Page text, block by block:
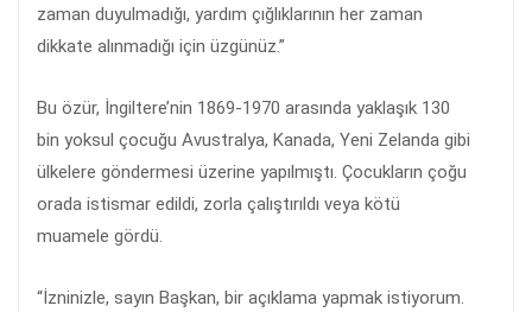
zaman duyulmadığı, yardım çığlıklarının her zaman
dikkate alınmadığı için üzgünüz.”
Bu özür, İngiltere’nin 1869-1970 arasında yaklaşık 130
bin yoksul çocuğu Avustralya, Kanada, Yeni Zelanda gibi
ülkelere göndermesi üzerine yapılmıştı. Çocukların çoğu
orada istismar edildi, zorla çalıştırıldı veya kötü
muamele gördü.
“İzninizle, sayın Başkan, bir açıklama yapmak istiyorum.